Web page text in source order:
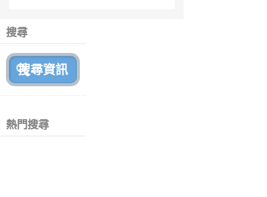
搜尋
熱門搜尋